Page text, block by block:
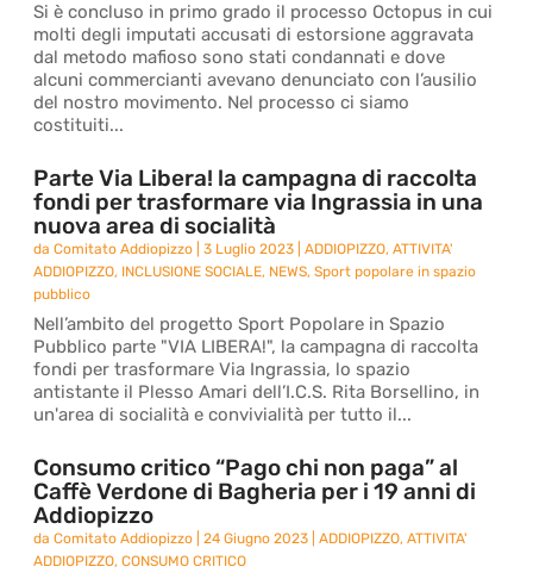
Si è concluso in primo grado il processo Octopus in cui
molti degli imputati accusati di estorsione aggravata
dal metodo mafioso sono stati condannati e dove
alcuni commercianti avevano denunciato con l’ausilio
del nostro movimento. Nel processo ci siamo
costituiti...
Parte Via Libera! la campagna di raccolta
fondi per trasformare via Ingrassia in una
nuova area di socialità
daComitato Addiopizzo |3 Luglio 2023 |ADDIOPIZZO,ATTIVITA'
ADDIOPIZZO, INCLUSIONE SOCIALE, NEWS,Sport popolare in spazio
pubblico
Nell’ambito del progetto Sport Popolare in Spazio
Pubblico parte "VIA LIBERA!", la campagna di raccolta
fondi per trasformare Via Ingrassia, lo spazio
antistante il Plesso Amari dell’I.C.S. Rita Borsellino, in
un'area di socialità e convivialità per tutto il...
Consumo critico “Pago chi non paga” al
Caffè Verdone di Bagheria per i 19 anni di
Addiopizzo
daComitato Addiopizzo |24 Giugno 2023 |ADDIOPIZZO,ATTIVITA'
ADDIOPIZZO,CONSUMO CRITICO